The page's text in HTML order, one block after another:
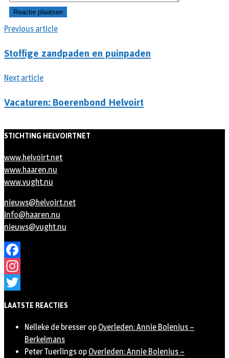
Previous article
Stoffige zandpaden en puinpaden
Next article
Vacaturen: Boerenbond Helvoirt
STICHTING HELVOIRTNET
www.helvoirt.net
www.haaren.nu
www.vught.nu
nieuws@helvoirt.net
info@haaren.nu
nieuws@vught.nu
Facebook
Instagram
LAATSTE REACTIES
Nelleke de bresser op Overleden: Annie Bolenius –
Berkelmans
Peter Tuerlings op Overleden: Annie Bolenius –